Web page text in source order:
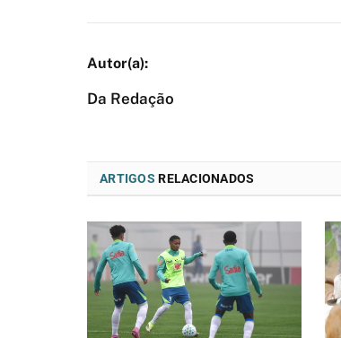
Da Redação
ARTIGOS RELACIONADOS